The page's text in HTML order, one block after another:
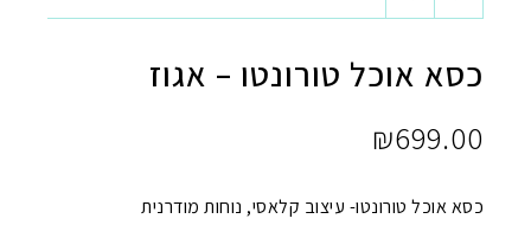
כסא אוכל טורונטו – אגוז
₪699.00
כסא אוכל טורונטו- עיצוב קלאסי, נוחות מודרנית